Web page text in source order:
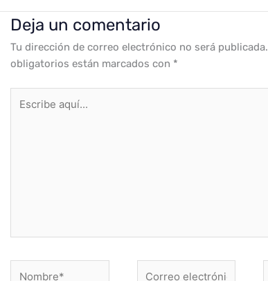
Deja un comentario
Tu dirección de correo electrónico no será publicada.
obligatorios están marcados con *
aquí...